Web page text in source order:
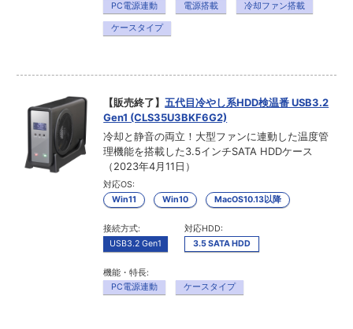
PC電源連動
電源搭載 冷却ファン搭載
ケースタイプ
【販売終了】五代目冷やし系HDD検温番 USB3.2
Gen1 (CLS35U3BKF6G2)
冷却と静音の両立！大型ファンに連動した温度管
理機能を搭載した3.5インチSATA HDDケース
（2023年4月11日）
対応OS:
Win11
Win10 MacOS10.13以降
接続方式:
USB3.2 Gen1
対応HDD:
3.5 SATA HDD
機能・特長:
PC電源連動
ケースタイプ